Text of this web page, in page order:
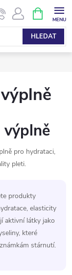
HLEDAT
NÁKUPNÍ
KOŠÍK
výplně
pro hydrataci,
pleti.
produkty
elasticity
aktivní látky jako
které
stárnutí.